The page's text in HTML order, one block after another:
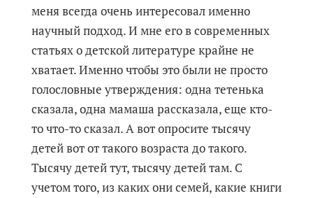
меня всегда очень интересовал именно
научный подход. И мне его в современных
статьях о детской литературе крайне не
хватает. Именно чтобы это были не просто
голословные утверждения: одна тетенька
сказала, одна мамаша рассказала, еще кто-
то что-то сказал. А вот опросите тысячу
детей вот от такого возраста до такого.
Тысячу детей тут, тысячу детей там. С
учетом того, из каких они семей, какие книги